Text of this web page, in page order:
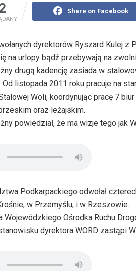
Share on Facebook
dyrektorów Ryszard Kulej
na urlopy bądź przebywają na
drugą kadencję zasiada w
listopada 2011 roku pracuje na
Woli, koordynując pracę 7
oraz leżajskim.
powiedział, że ma wizje tego jak
Podkarpackiego odwołał
w Przemyślu, i w Rzeszowie.
Wojewódzkiego Ośrodka Ruchu
dyrektora WORD zastąpi